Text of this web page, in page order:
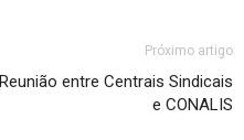
Próximo artigo
Reunião entre Centrais Sindicais
e CONALIS